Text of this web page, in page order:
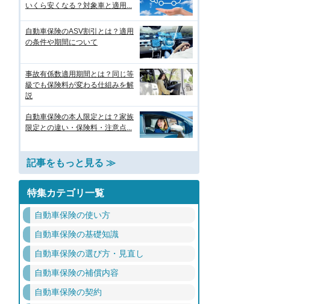
いくら安くなる？対象車と適用...
自動車保険のASV割引とは？適用
の条件や期間について
事故有係数適用期間とは？同じ等
級でも保険料が変わる仕組みを解
説
自動車保険の本人限定とは？家族
限定との違い・保険料・注意点...
記事をもっと見る ≫
特集カテゴリ一覧
自動車保険の使い方
自動車保険の基礎知識
自動車保険の選び方・見直し
自動車保険の補償内容
自動車保険の契約